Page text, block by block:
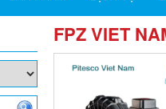
FPZ VIET